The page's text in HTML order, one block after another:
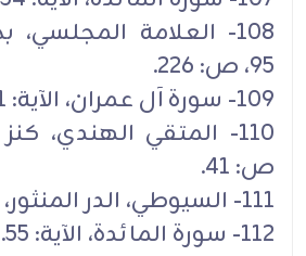
108- العلامة المجلسي،
95، ص: 226.
109- سورة آل عمران، الآية: 31.
ص: 41.
111- السيوطي، الدر المنثور، ج6، ص: 7.
112- سورة المائدة، الآية: 55.